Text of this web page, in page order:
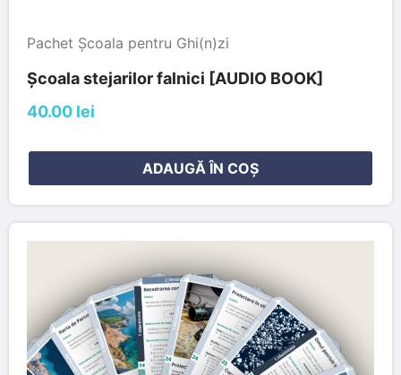
Pachet Școala pentru Ghi(n)zi
Școala stejarilor falnici [AUDIO BOOK]
40.00 lei
ADAUGĂ ÎN COȘ